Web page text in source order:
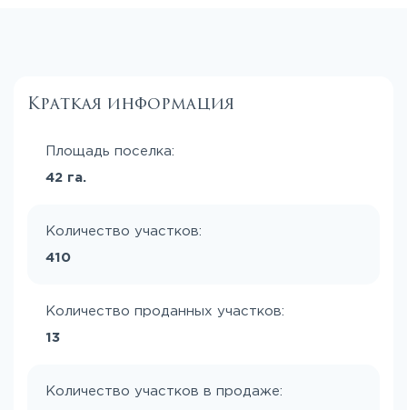
Краткая информация
Площадь поселка:
42 га.
Количество участков:
410
Количество проданных участков:
13
Количество участков в продаже: